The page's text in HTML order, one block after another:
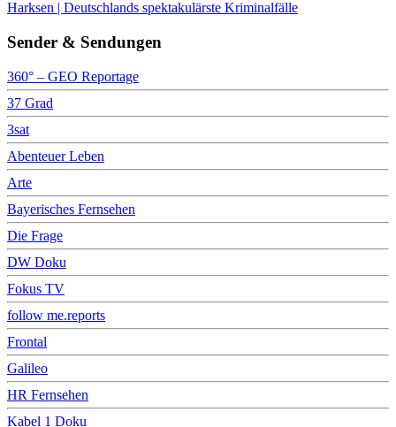
Harksen | Deutschlands spektakulärste Kriminalfälle
Sender & Sendungen
360° – GEO Reportage
37 Grad
3sat
Abenteuer Leben
Arte
Bayerisches Fernsehen
Die Frage
DW Doku
Fokus TV
follow me.reports
Frontal
Galileo
HR Fernsehen
Kabel 1 Doku